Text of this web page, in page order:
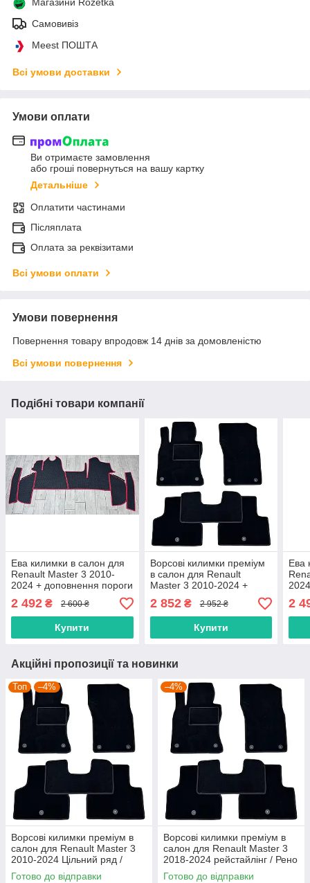
Магазини Rozetka
Самовивіз
Meest ПОШТА
Всі умови доставки
Умови оплати
Ви отримаєте замовлення
або гроші повернуться на вашу картку
Детальніше
Оплатити частинами
Післяплата
Оплата за реквізитами
Всі умови оплати
Умови повернення
Повернення товару впродовж 14 днів за домовленістю
Всі умови повернення
Подібні товари компанії
Ева килимки в салон для
Renault Master 3 2010-
2024 + доповнення пороги
та штори / Рено Мастер 3
килимки
2 492 ₴ 2 600 ₴
Купити
Ворсові килимки преміум
в салон для Renault
Master 3 2010-2024 +
доповнення пороги та
штори / Рено Мастер 3
килимки
2 852₴ 2 952 ₴
Купити
Ева
та
2
Акційні пропозиції та новинки
Топ –4%
Ворсові килимки преміум в
салон для Renault Master 3
2010-2024 Цільний ряд /
Рено Мастер 3 килимки
Готово до відправки
–4%
Ворсові килимки преміум в
салон для Renault Master 3
2018-2024 рейстайлінг / Рено
Мастер 3 килимки
Готово до відправки